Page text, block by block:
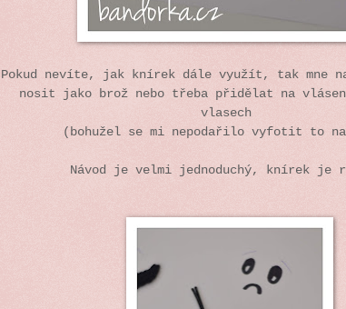
Pokud nevíte, jak knírek dále využít, tak mne
nosit jako brož nebo třeba přidělat na
vlasech
(bohužel se mi nepodařilo vyfotit to
Návod je velmi jednoduchý, knírek je